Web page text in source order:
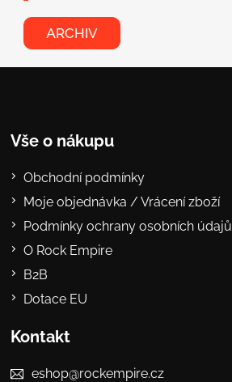
ARCHIV
Vše o nákupu
Obchodní podmínky
Moje objednávka / Vrácení zboží
Podmínky ochrany osobních údajů
O Rock Empire
B2B
Dotace EU
Kontakt
eshop@rockempire.cz